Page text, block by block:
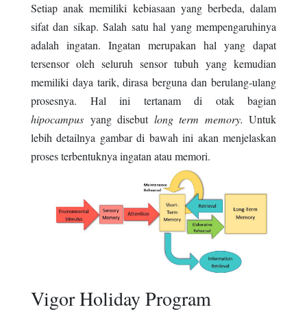
Setiap anak memiliki kebiasaan yang berbeda, dalam
sifat dan sikap. Salah satu hal yang mempengaruhinya
adalah ingatan. Ingatan merupakan hal yang dapat
tersensor oleh seluruh sensor tubuh yang kemudian
memiliki daya tarik, dirasa berguna dan berulang-ulang
prosesnya. Hal ini tertanam di otak bagian
hipocampus yang disebut long term memory. Untuk
lebih detailnya gambar di bawah ini akan menjelaskan
proses terbentuknya ingatan atau memori.
Vigor Holiday Program